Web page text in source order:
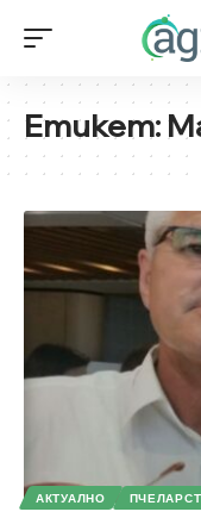
Етикет:
АКТУАЛНО